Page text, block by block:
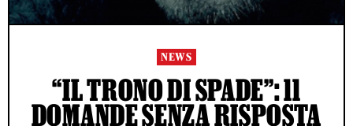
NEWS
“IL TRONO DI SPADE”: 11
DOMANDE SENZA RISPOSTA